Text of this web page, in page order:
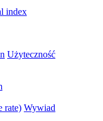
index
Użyteczność
rate) Wywiad